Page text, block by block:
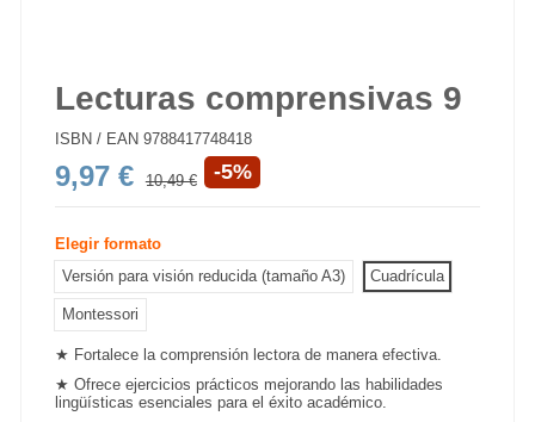
Lecturas comprensivas 9
ISBN / EAN 9788417748418
9,97 € 10,49 € -5%
Elegir formato
Versión para visión reducida (tamaño A3)
Cuadrícula
Montessori
★ Fortalece lacomprensión lectorade manera efectiva.
★ Ofrece ejercicios prácticos mejorando las habilidades
lingüísticas esenciales para el éxito académico.